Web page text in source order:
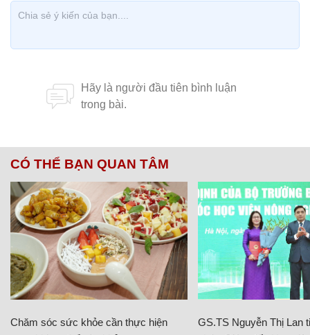
CÓ THỂ BẠN QUAN TÂM
Chăm sóc sức khỏe cần thực hiện
GS.TS Nguyễn Thị Lan